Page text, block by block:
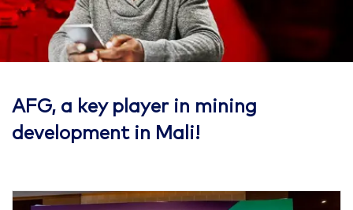
AFG, a key player in mining
development in Mali!